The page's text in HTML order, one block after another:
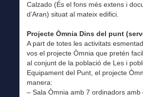
Calzado (És el fons més extens i
d’Aran) situat al mateix edifici.
Projecte Òmnia Dins del punt
A part de totes les activitats
vos el projecte Òmnia que pretén
al conjunt de la població de Les i
Equipament del Punt, el projecte
manera:
– Sala Òmnia amb 7 ordinadors amb